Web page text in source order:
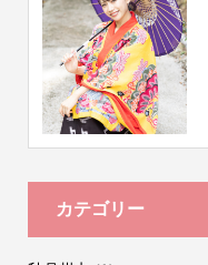
カテゴリー